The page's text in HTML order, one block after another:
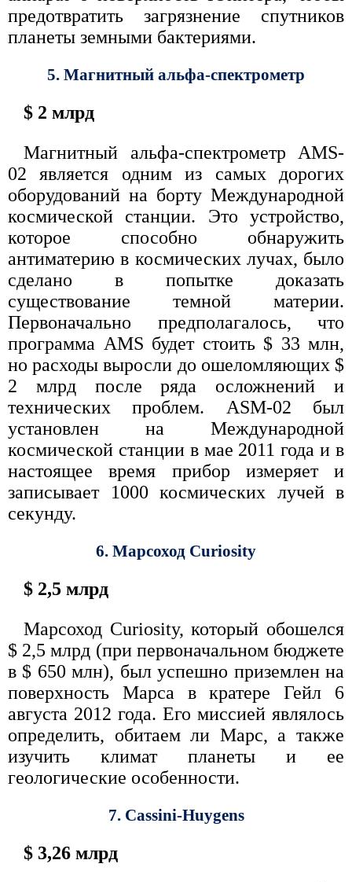
предотвратить загрязнение спутников
планеты земными бактериями.
5. Магнитный альфа-спектрометр
$ 2 млрд
Магнитный альфа-спектрометр AMS-
02 является одним из самых дорогих
оборудований на борту Международной
космической станции. Это устройство,
которое способно обнаружить
антиматерию в космических лучах, было
сделано в попытке доказать
существование темной материи.
Первоначально предполагалось, что
программа AMS будет стоить $ 33 млн,
но расходы выросли до ошеломляющих $
2 млрд после ряда осложнений и
технических проблем. ASM-02 был
установлен на Международной
космической станции в мае 2011 года и в
настоящее время прибор измеряет и
записывает 1000 космических лучей в
секунду.
6. Марсоход Curiosity
$ 2,5 млрд
Марсоход Curiosity, который обошелся
$ 2,5 млрд (при первоначальном бюджете
в $ 650 млн), был успешно приземлен на
поверхность Марса в кратере Гейл 6
августа 2012 года. Его миссией являлось
определить, обитаем ли Марс, а также
изучить климат планеты и ее
геологические особенности.
7. Cassini-Huygens
$ 3,26 млрд